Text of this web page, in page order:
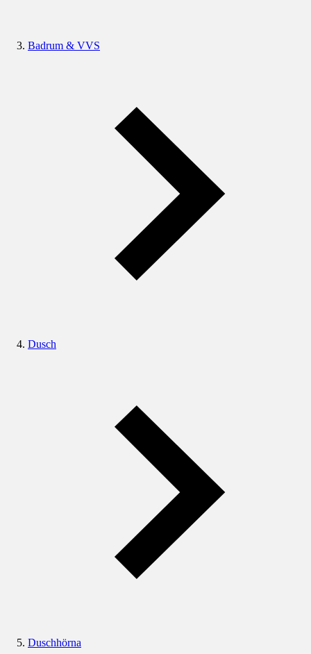
Badrum & VVS
Dusch
Duschhörna